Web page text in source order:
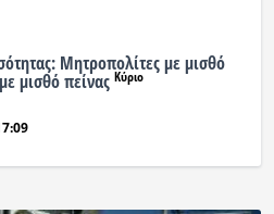
Μητροπολίτες με μισθό
μισθό πείνας Κύριο